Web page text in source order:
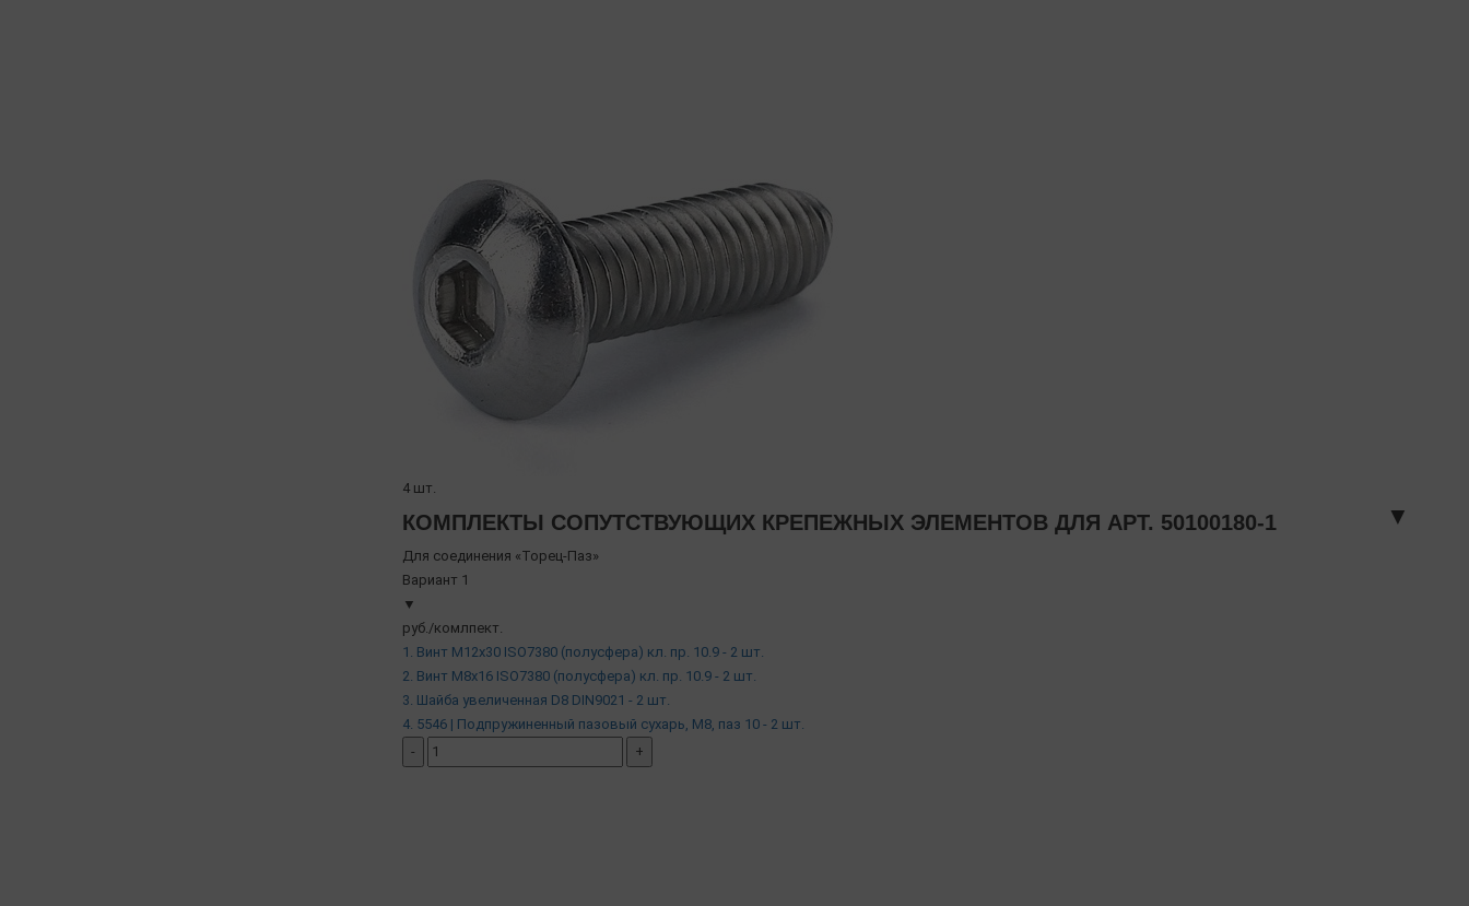
4 шт.
КОМПЛЕКТЫ СОПУТСТВУЮЩИХ КРЕПЕЖНЫХ ЭЛЕМЕНТОВ ДЛЯ АРТ. 50100180-1 ▼
Для соединения «Торец-Паз»
Вариант 1
▼
руб./комлпект.
1. Винт М12х30 ISO7380 (полусфера) кл. пр. 10.9 - 2 шт.
2. Винт М8х16 ISO7380 (полусфера) кл. пр. 10.9 - 2 шт.
3. Шайба увеличенная D8 DIN9021 - 2 шт.
4. 5546 | Подпружиненный пазовый сухарь, М8, паз 10 - 2 шт.
-
+